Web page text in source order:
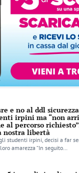
e no al ddl
irpini ma “non
al percorso
nostra libertà
studenti irpini, decisi a far
amarezza “In seguito…